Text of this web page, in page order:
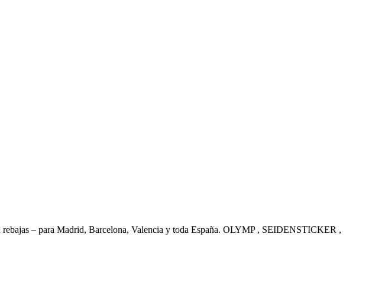
– para Madrid, Barcelona, Valencia y toda España. OLYMP , SEIDENSTICKER ,